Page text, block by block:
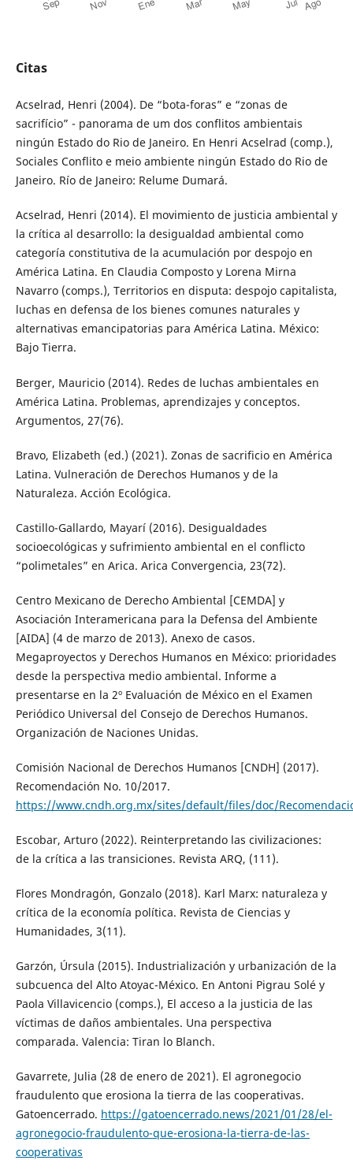
Citas
Acselrad, Henri (2004). De “bota-foras” e “zonas de
sacrifício” - panorama de um dos conflitos ambientais
ningún Estado do Rio de Janeiro. En Henri Acselrad (comp.),
Sociales Conflito e meio ambiente ningún Estado do Rio de
Janeiro. Río de Janeiro: Relume Dumará.
Acselrad, Henri (2014). El movimiento de justicia ambiental y
la crítica al desarrollo: la desigualdad ambiental como
categoría constitutiva de la acumulación por despojo en
América Latina. En Claudia Composto y Lorena Mirna
Navarro (comps.), Territorios en disputa: despojo capitalista,
luchas en defensa de los bienes comunes naturales y
alternativas emancipatorias para América Latina. México:
Bajo Tierra.
Berger, Mauricio (2014). Redes de luchas ambientales en
América Latina. Problemas, aprendizajes y conceptos.
Argumentos, 27(76).
Bravo, Elizabeth (ed.) (2021). Zonas de sacrificio en América
Latina. Vulneración de Derechos Humanos y de la
Naturaleza. Acción Ecológica.
Castillo-Gallardo, Mayarí (2016). Desigualdades
socioecológicas y sufrimiento ambiental en el conflicto
“polimetales” en Arica. Arica Convergencia, 23(72).
Centro Mexicano de Derecho Ambiental [CEMDA] y
Asociación Interamericana para la Defensa del Ambiente
[AIDA] (4 de marzo de 2013). Anexo de casos.
Megaproyectos y Derechos Humanos en México: prioridades
desde la perspectiva medio ambiental. Informe a
presentarse en la 2º Evaluación de México en el Examen
Periódico Universal del Consejo de Derechos Humanos.
Organización de Naciones Unidas.
Comisión Nacional de Derechos Humanos [CNDH] (2017).
Recomendación No. 10/2017.
https://www.cndh.org.mx/sites/default/files/doc/
Escobar, Arturo (2022). Reinterpretando las civilizaciones:
de la crítica a las transiciones. Revista ARQ, (111).
Flores Mondragón, Gonzalo (2018). Karl Marx: naturaleza y
crítica de la economía política. Revista de Ciencias y
Humanidades, 3(11).
Garzón, Úrsula (2015). Industrialización y urbanización de la
subcuenca del Alto Atoyac-México. En Antoni Pigrau Solé y
Paola Villavicencio (comps.), El acceso a la justicia de las
víctimas de daños ambientales. Una perspectiva
comparada. Valencia: Tiran lo Blanch.
Gavarrete, Julia (28 de enero de 2021). El agronegocio
fraudulento que erosiona la tierra de las cooperativas.
Gatoencerrado. https://gatoencerrado.news/2021/01/28/el-
agronegocio-fraudulento-que-erosiona-la-tierra-de-las-
cooperativas